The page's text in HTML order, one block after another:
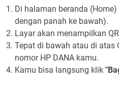
Di halaman beranda (Home)
dengan panah ke bawah).
Layar akan menampilkan
Tepat di bawah atau di atas
nomor HP DANA kamu.
Kamu bisa langsung klik